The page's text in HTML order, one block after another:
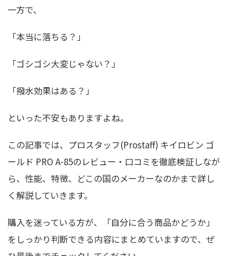
一方で、
「本当に落ちる？」
「ゴシゴシ大変じゃない？」
「撥水効果はある？」
といった不安もありますよね。
この記事では、プロスタッフ(Prostaff) キイロビン ゴ
ールド PRO A-85のレビュー・口コミを徹底検証しなが
ら、性能、特徴、どこの国のメーカーなのかまで詳し
く解説していきます。
購入を迷っている方が、「自分に合う商品かどうか」
をしっかり判断できる内容にまとめていますので、ぜ